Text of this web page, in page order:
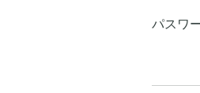
パスワ